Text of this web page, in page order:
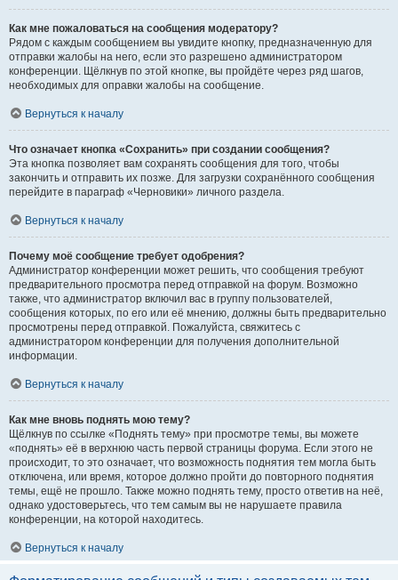
Как мне пожаловаться на сообщения модератору?
Рядом с каждым сообщением вы увидите кнопку, предназначенную для
отправки жалобы на него, если это разрешено администратором
конференции. Щёлкнув по этой кнопке, вы пройдёте через ряд шагов,
необходимых для оправки жалобы на сообщение.
Вернуться к началу
Что означает кнопка «Сохранить» при создании сообщения?
Эта кнопка позволяет вам сохранять сообщения для того, чтобы
закончить и отправить их позже. Для загрузки сохранённого сообщения
перейдите в параграф «Черновики» личного раздела.
Вернуться к началу
Почему моё сообщение требует одобрения?
Администратор конференции может решить, что сообщения требуют
предварительного просмотра перед отправкой на форум. Возможно
также, что администратор включил вас в группу пользователей,
сообщения которых, по его или её мнению, должны быть предварительно
просмотрены перед отправкой. Пожалуйста, свяжитесь с
администратором конференции для получения дополнительной
информации.
Вернуться к началу
Как мне вновь поднять мою тему?
Щёлкнув по ссылке «Поднять тему» при просмотре темы, вы можете
«поднять» её в верхнюю часть первой страницы форума. Если этого не
происходит, то это означает, что возможность поднятия тем могла быть
отключена, или время, которое должно пройти до повторного поднятия
темы, ещё не прошло. Также можно поднять тему, просто ответив на неё,
однако удостоверьтесь, что тем самым вы не нарушаете правила
конференции, на которой находитесь.
Вернуться к началу